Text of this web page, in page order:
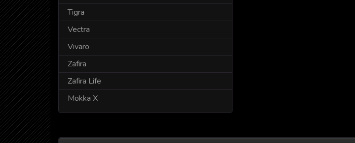
Tigra
Vectra
Vivaro
Zafira
Zafira Life
Mokka X